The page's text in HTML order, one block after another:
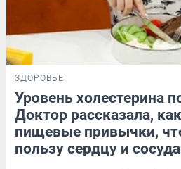
ЗДОРОВЬЕ
Уровень холестерина
Доктор рассказала,
пищевые привычки,
пользу сердцу и